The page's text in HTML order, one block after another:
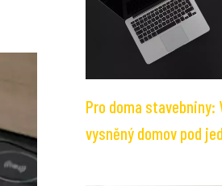
Pro doma stavebniny:
vysněný domov pod